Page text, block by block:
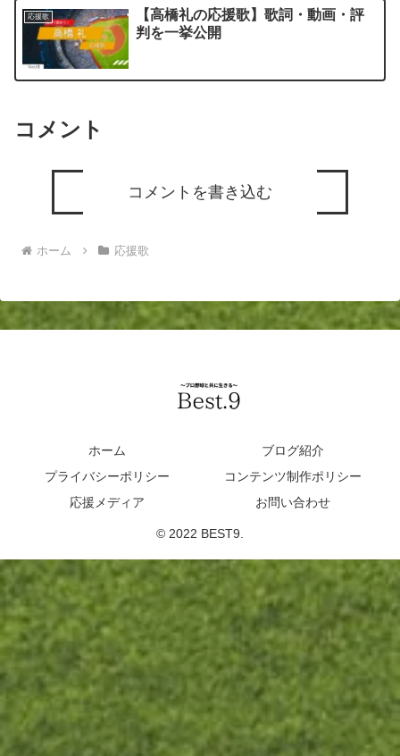
応援歌
【高橋礼の応援歌】歌詞・動画・評
判を一挙公開
コメント
コメントを書き込む
ホーム 応援歌
ホーム
ブログ紹介
プライバシーポリシー
コンテンツ制作ポリシー
応援メディア
お問い合わせ
© 2022 BEST9.